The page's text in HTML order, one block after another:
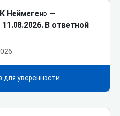
Неймеген» ―
В ответной
для уверенности